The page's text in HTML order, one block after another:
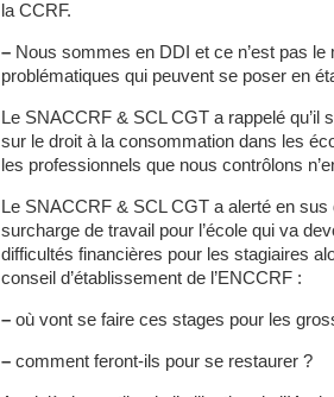
la CCRF.
– Nous sommes en DDI et ce n’est pas
problématiques qui peuvent se poser en
Le SNACCRF & SCL CGT a rappelé qu’il
sur le droit à la consommation dans les
les professionnels que nous contrôlons
Le SNACCRF & SCL CGT a alerté en
surcharge de travail pour l’école qui va
difficultés financières pour les stagiaires
conseil d’établissement de l’ENCCRF :
– où vont se faire ces stages pour les
– comment feront-ils pour se restaurer ?